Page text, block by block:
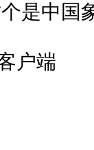
个是中
户端